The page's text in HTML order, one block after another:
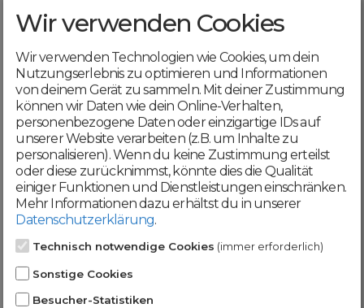
E-Mail
Mit deiner Registrierung bestätigst du,
dass du dieAGBund
Datenschutzerklärung akzeptierst
Weiter
Werde jetzt Teil der
DomainCatcher-
Community!
Wir verwenden Cookies
Wir verwenden Technologien wie Cookies, um dein
Nutzungserlebnis zu optimieren und Informationen
von deinem Gerät zu sammeln. Mit deiner Zustimmung
können wir Daten wie dein Online-Verhalten,
personenbezogene Daten oder einzigartige IDs auf
unserer Website verarbeiten (z.B. um Inhalte zu
personalisieren). Wenn du keine Zustimmung erteilst
oder diese zurücknimmst, könnte dies die Qualität
einiger Funktionen und Dienstleistungen einschränken.
Mehr Informationen dazu erhältst du in unserer
Datenschutzerklärung.
Technisch notwendige Cookies (immer erforderlich)
Sonstige Cookies
Besucher-Statistiken